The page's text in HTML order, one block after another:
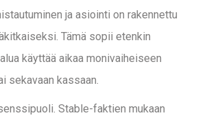
ja asiointi on rakennettu
Tämä sopii etenkin
käyttää aikaa monivaiheiseen
sekavaan kassaan.
Stable-faktien mukaan